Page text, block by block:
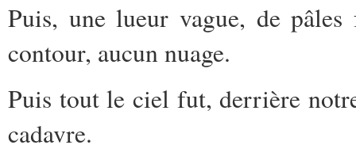
Puis, une lueur vague, de
contour, aucun nuage.
Puis tout le ciel fut, derrière
cadavre.